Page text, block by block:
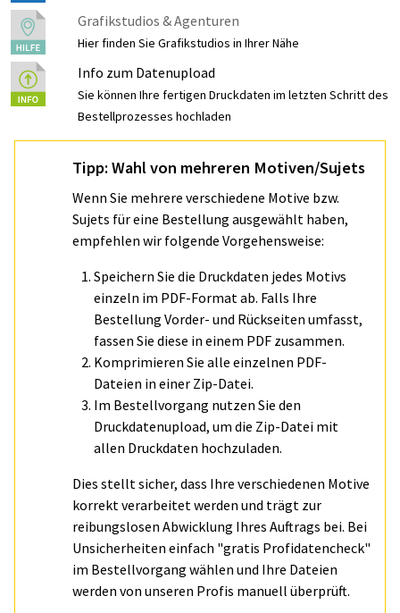
Grafikstudios & Agenturen
Hier finden Sie Grafikstudios in Ihrer Nähe
Info zum Datenupload
Sie können Ihre fertigen Druckdaten im letzten Schritt des
Bestellprozesses hochladen
Tipp: Wahl von mehreren Motiven/Sujets
Wenn Sie mehrere verschiedene Motive bzw.
Sujets für eine Bestellung ausgewählt haben,
empfehlen wir folgende Vorgehensweise:
Speichern Sie die Druckdaten jedes Motivs
einzeln im PDF-Format ab. Falls Ihre
Bestellung Vorder- und Rückseiten umfasst,
fassen Sie diese in einem PDF zusammen.
Komprimieren Sie alle einzelnen PDF-
Dateien in einer Zip-Datei.
Im Bestellvorgang nutzen Sie den
Druckdatenupload, um die Zip-Datei mit
allen Druckdaten hochzuladen.
Dies stellt sicher, dass Ihre verschiedenen Motive
korrekt verarbeitet werden und trägt zur
reibungslosen Abwicklung Ihres Auftrags bei. Bei
Unsicherheiten einfach "gratis Profidatencheck"
im Bestellvorgang wählen und Ihre Dateien
werden von unseren Profis manuell überprüft.